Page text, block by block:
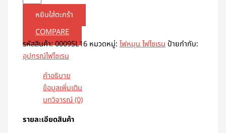
หยิบใส่ตะกร้า
COMPARE
รหัสสินค้า:0009SL16 หมวดหมู่:ไฟหมุน ไฟไซเรน ป้ายกำกับ:
อุปกรณ์ไฟไซเรน
คำอธิบาย
ข้อมูลเพิ่มเติม
บทวิจารณ์ (0)
รายละเอียดสินค้า